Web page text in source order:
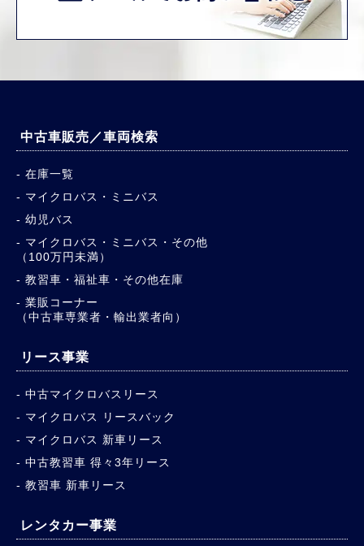
中古車販売／車両検索
在庫一覧
マイクロバス・ミニバス
幼児バス
マイクロバス・ミニバス・その他
（100万円未満）
教習車・福祉車・その他在庫
業販コーナー
（中古車専業者・輸出業者向）
リース事業
中古マイクロバスリース
マイクロバス リースバック
マイクロバス 新車リース
中古教習車 得々3年リース
教習車 新車リース
レンタカー事業